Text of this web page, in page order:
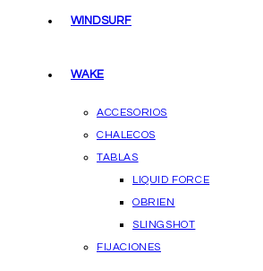
WINDSURF
WAKE
ACCESORIOS
CHALECOS
TABLAS
LIQUID FORCE
OBRIEN
SLINGSHOT
FIJACIONES